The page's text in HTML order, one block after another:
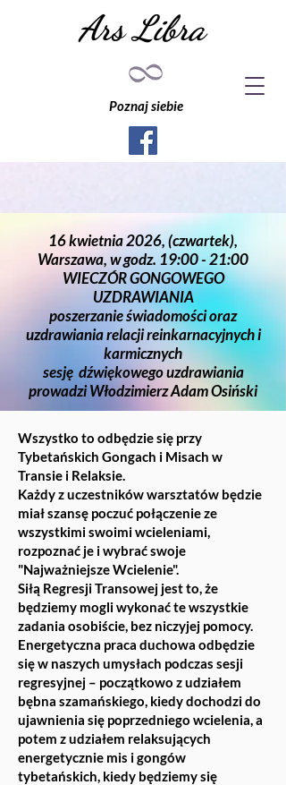
Ars Libra
Poznaj siebie
16 kwietnia 2026, (czwartek),
Warszawa, w godz. 19:00 - 21:00
WIECZÓR GONGOWEGO
UZDRAWIANIA
poszerzanie świadomości oraz
uzdrawiania relacji reinkarnacyjnych i
karmicznych
sesję dźwiękowego uzdrawiania
prowadzi Włodzimierz Adam Osiński
Wszystko to odbędzie się przy
Tybetańskich Gongach i Misach w
Transie i Relaksie.
Każdy z uczestników warsztatów będzie
miał szansę poczuć połączenie ze
wszystkimi swoimi wcieleniami,
rozpoznać je i wybrać swoje
"Najważniejsze Wcielenie".
Siłą Regresji Transowej jest to, że
będziemy mogli wykonać te wszystkie
zadania osobiście, bez niczyjej pomocy.
Energetyczna praca duchowa odbędzie
się w naszych umysłach podczas sesji
regresyjnej – początkowo z udziałem
bębna szamańskiego, kiedy dochodzi do
ujawnienia się poprzedniego wcielenia, a
potem z udziałem relaksujących
energetycznie mis i gongów
tybetańskich, kiedy będziemy się